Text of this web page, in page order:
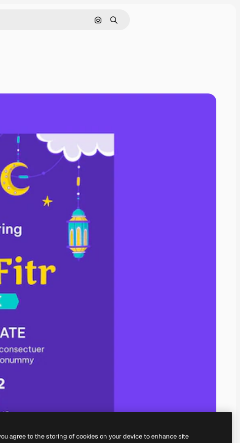
Pesquisar por imagem
Buscar
agree to the storing of cookies on your device to enhance site